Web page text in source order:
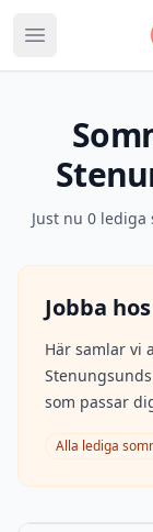
Öppna
Just nu 0lediga
Jobba hos
Här samlar vi
som passar
Alla lediga